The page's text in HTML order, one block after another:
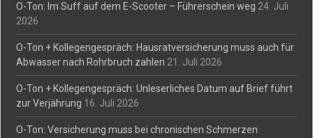
O-Ton: Im Suff auf dem E-Scooter – Führerschein weg 24. Juli
2026
O-Ton + Kollegengespräch: Hausratversicherung muss auch für
Abwasser nach Rohrbruch zahlen 21. Juli 2026
O-Ton + Kollegengespräch: Unleserliches Datum auf Brief führt
zur Verjährung 16. Juli 2026
O-Ton: Versicherung muss bei chronischen Schmerzen